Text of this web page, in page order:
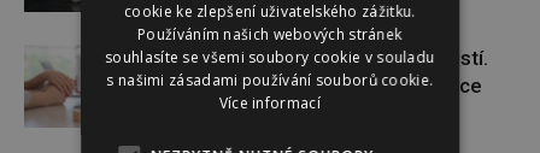
Těhotenství není samozřejmostí.
Pomáhá asistovaná reprodukce
cookie ke zlepšení uživatelského zážitku.
Používáním našich webových stránek
souhlasíte se všemi soubory cookie v souladu
s našimi zásadami používání souborů cookie.
Více informací